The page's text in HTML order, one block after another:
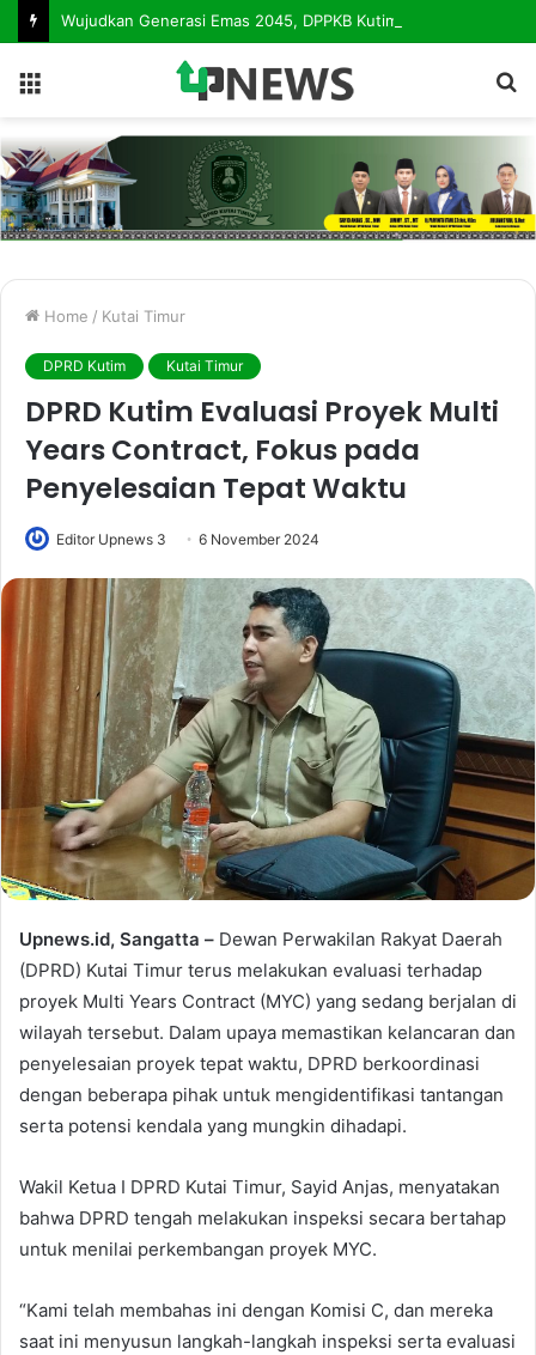
Home / Kutai Timur
DPRD Kutim Kutai Timur
DPRD Kutim Evaluasi Proyek Multi
Years Contract, Fokus pada
Penyelesaian Tepat Waktu
Editor Upnews 3 6 November 2024
Upnews.id, Sangatta – Dewan Perwakilan Rakyat Daerah
(DPRD) Kutai Timur terus melakukan evaluasi terhadap
proyek Multi Years Contract (MYC) yang sedang berjalan di
wilayah tersebut. Dalam upaya memastikan kelancaran dan
penyelesaian proyek tepat waktu, DPRD berkoordinasi
dengan beberapa pihak untuk mengidentifikasi tantangan
serta potensi kendala yang mungkin dihadapi.
Wakil Ketua I DPRD Kutai Timur, Sayid Anjas, menyatakan
bahwa DPRD tengah melakukan inspeksi secara bertahap
untuk menilai perkembangan proyek MYC.
“Kami telah membahas ini dengan Komisi C, dan mereka
saat ini menyusun langkah-langkah inspeksi serta evaluasi